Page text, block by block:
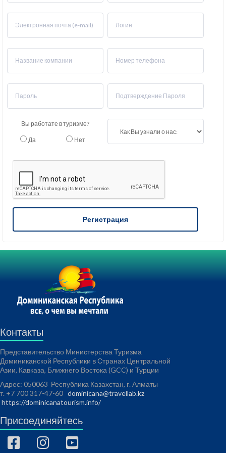
Вы работате в туризме?
Да Нет
Регистрация
Контакты
Представительство Министерства Туризма
Доминиканской Республики в Странах Центральной
Азии, Кавказа, Ближнего Востока (GCC) и Турции
Адрес: 050063 Республика Казахстан, г. Алматы
т. +7 700 317-47-60 dominicana@travellab.kz
https://dominicanatourism.info/
Присоединяйтесь